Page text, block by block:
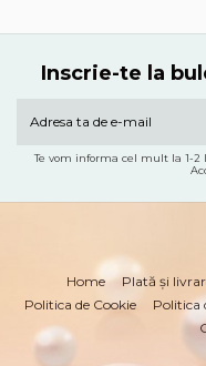
Inscrie-te la
Te vom informa cel mult la 1-
Home Plată și
Politica de Cookie
Politica